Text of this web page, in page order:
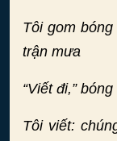
Tôi gom
trận mưa
“Viết đi,”
Tôi viết: